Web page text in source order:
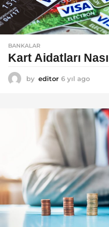
BANKALAR
Kart Aidatları
by editor 6 yıl ago
l
a